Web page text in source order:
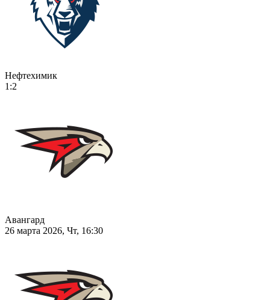
Нефтехимик
1:2
Авангард
26 марта 2026, Чт, 16:30